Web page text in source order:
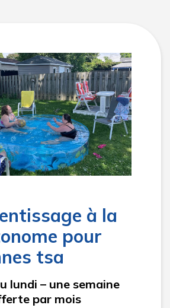
à la
pour
tsa
lundi – une semaine
par mois